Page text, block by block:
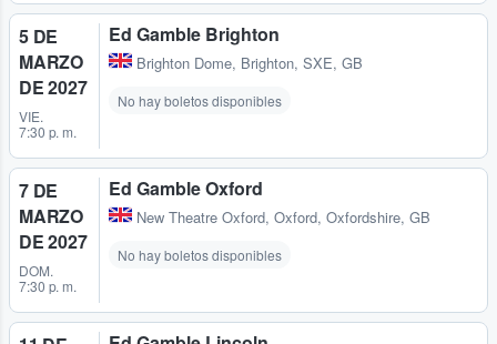
5 DE
MARZO
DE 2027
VIE.
7:30 p. m.
Ed Gamble Brighton
Brighton Dome, Brighton, SXE, GB
No hay boletos disponibles
7 DE
MARZO
DE 2027
DOM.
7:30 p. m.
Ed Gamble Oxford
New Theatre Oxford, Oxford, Oxfordshire, GB
No hay boletos disponibles